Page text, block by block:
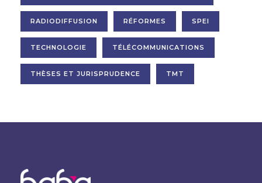
RADIODIFFUSION RÉFORMES SPEI
TECHNOLOGIE TÉLÉCOMMUNICATIONS
THÈSES ET JURISPRUDENCE TMT